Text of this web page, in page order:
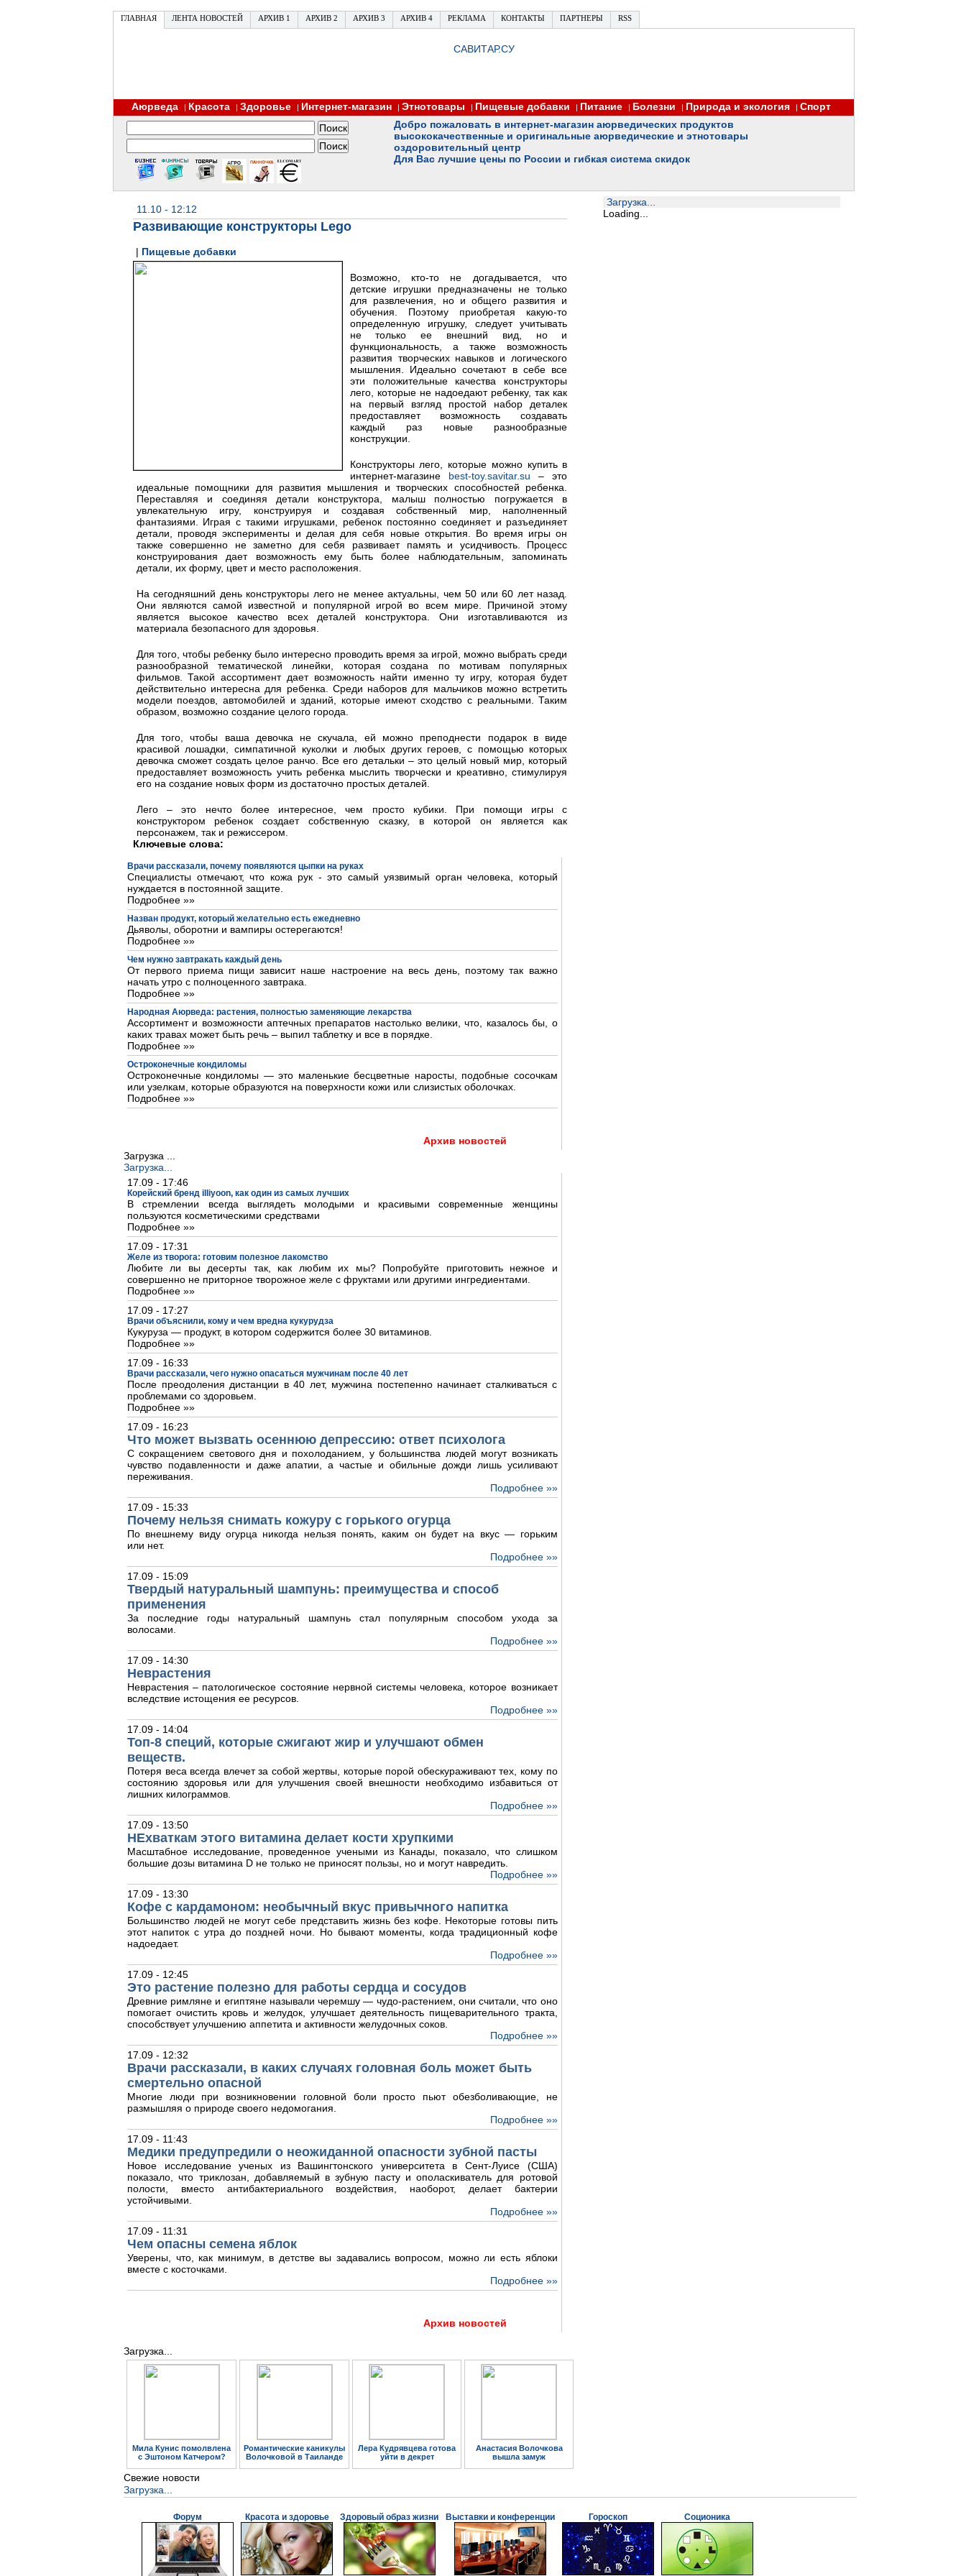
ГЛАВНАЯ ЛЕНТА НОВОСТЕЙ АРХИВ 1 АРХИВ 2 АРХИВ 3 АРХИВ 4 РЕКЛАМА КОНТАКТЫ ПАРТНЕРЫ RSS
САВИТАР.СУ
Аюрведа | Красота | Здоровье | Интернет-магазин | Этнотовары | Пищевые добавки | Питание | Болезни | Природа и экология | Спорт
Добро пожаловать в интернет-магазин аюрведических продуктов
высококачественные и оригинальные аюрведические и этнотовары
оздоровительный центр
Для Вас лучшие цены по России и гибкая система скидок
11.10 - 12:12
Развивающие конструкторы Lego
| Пищевые добавки
Возможно, кто-то не догадывается, что
детские игрушки предназначены не только
для развлечения, но и общего развития и
обучения. Поэтому приобретая какую-то
определенную игрушку, следует учитывать
не только ее внешний вид, но и
функциональность, а также возможность
развития творческих навыков и логического
мышления. Идеально сочетают в себе все
эти положительные качества конструкторы
лего, которые не надоедают ребенку, так как
на первый взгляд простой набор деталек
предоставляет возможность создавать
каждый раз новые разнообразные
конструкции.
Конструкторы лего, которые можно купить в
интернет-магазине best-toy.savitar.su – это
идеальные помощники для развития мышления и творческих способностей ребенка.
Переставляя и соединяя детали конструктора, малыш полностью погружается в
увлекательную игру, конструируя и создавая собственный мир, наполненный
фантазиями. Играя с такими игрушками, ребенок постоянно соединяет и разъединяет
детали, проводя эксперименты и делая для себя новые открытия. Во время игры он
также совершенно не заметно для себя развивает память и усидчивость. Процесс
конструирования дает возможность ему быть более наблюдательным, запоминать
детали, их форму, цвет и место расположения.
На сегодняшний день конструкторы лего не менее актуальны, чем 50 или 60 лет назад.
Они являются самой известной и популярной игрой во всем мире. Причиной этому
является высокое качество всех деталей конструктора. Они изготавливаются из
материала безопасного для здоровья.
Для того, чтобы ребенку было интересно проводить время за игрой, можно выбрать среди
разнообразной тематической линейки, которая создана по мотивам популярных
фильмов. Такой ассортимент дает возможность найти именно ту игру, которая будет
действительно интересна для ребенка. Среди наборов для мальчиков можно встретить
модели поездов, автомобилей и зданий, которые имеют сходство с реальными. Таким
образом, возможно создание целого города.
Для того, чтобы ваша девочка не скучала, ей можно преподнести подарок в виде
красивой лошадки, симпатичной куколки и любых других героев, с помощью которых
девочка сможет создать целое ранчо. Все его детальки – это целый новый мир, который
предоставляет возможность учить ребенка мыслить творчески и креативно, стимулируя
его на создание новых форм из достаточно простых деталей.
Лего – это нечто более интересное, чем просто кубики. При помощи игры с
конструктором ребенок создает собственную сказку, в которой он является как
персонажем, так и режиссером.
Ключевые слова:
Врачи рассказали, почему появляются цыпки на руках
Специалисты отмечают, что кожа рук - это самый уязвимый орган человека, который
нуждается в постоянной защите.
Подробнее »»
Назван продукт, который желательно есть ежедневно
Дьяволы, оборотни и вампиры остерегаются!
Подробнее »»
Чем нужно завтракать каждый день
От первого приема пищи зависит наше настроение на весь день, поэтому так важно
начать утро с полноценного завтрака.
Подробнее »»
Народная Аюрведа: растения, полностью заменяющие лекарства
Ассортимент и возможности аптечных препаратов настолько велики, что, казалось бы, о
каких травах может быть речь – выпил таблетку и все в порядке.
Подробнее »»
Остроконечные кондиломы
Остроконечные кондиломы — это маленькие бесцветные наросты, подобные сосочкам
или узелкам, которые образуются на поверхности кожи или слизистых оболочках.
Подробнее »»
Архив новостей
Загрузка ...
Загрузка...
17.09 - 17:46
Корейский бренд illiyoon, как один из самых лучших
В стремлении всегда выглядеть молодыми и красивыми современные женщины
пользуются косметическими средствами
Подробнее »»
17.09 - 17:31
Желе из творога: готовим полезное лакомство
Любите ли вы десерты так, как любим их мы? Попробуйте приготовить нежное и
совершенно не приторное творожное желе с фруктами или другими ингредиентами.
Подробнее »»
17.09 - 17:27
Врачи объяснили, кому и чем вредна кукурудза
Кукуруза — продукт, в котором содержится более 30 витаминов.
Подробнее »»
17.09 - 16:33
Врачи рассказали, чего нужно опасаться мужчинам после 40 лет
После преодоления дистанции в 40 лет, мужчина постепенно начинает сталкиваться с
проблемами со здоровьем.
Подробнее »»
17.09 - 16:23
Что может вызвать осеннюю депрессию: ответ психолога
С сокращением светового дня и похолоданием, у большинства людей могут возникать
чувство подавленности и даже апатии, а частые и обильные дожди лишь усиливают
переживания.
Подробнее »»
17.09 - 15:33
Почему нельзя снимать кожуру с горького огурца
По внешнему виду огурца никогда нельзя понять, каким он будет на вкус — горьким
или нет.
Подробнее »»
17.09 - 15:09
Твердый натуральный шампунь: преимущества и способ
применения
За последние годы натуральный шампунь стал популярным способом ухода за
волосами.
Подробнее »»
17.09 - 14:30
Неврастения
Неврастения – патологическое состояние нервной системы человека, которое возникает
вследствие истощения ее ресурсов.
Подробнее »»
17.09 - 14:04
Топ-8 специй, которые сжигают жир и улучшают обмен
веществ.
Потеря веса всегда влечет за собой жертвы, которые порой обескураживают тех, кому по
состоянию здоровья или для улучшения своей внешности необходимо избавиться от
лишних килограммов.
Подробнее »»
17.09 - 13:50
НЕхваткам этого витамина делает кости хрупкими
Масштабное исследование, проведенное учеными из Канады, показало, что слишком
большие дозы витамина D не только не приносят пользы, но и могут навредить.
Подробнее »»
17.09 - 13:30
Кофе с кардамоном: необычный вкус привычного напитка
Большинство людей не могут себе представить жизнь без кофе. Некоторые готовы пить
этот напиток с утра до поздней ночи. Но бывают моменты, когда традиционный кофе
надоедает.
Подробнее »»
17.09 - 12:45
Это растение полезно для работы сердца и сосудов
Древние римляне и египтяне называли черемшу — чудо-растением, они считали, что оно
помогает очистить кровь и желудок, улучшает деятельность пищеварительного тракта,
способствует улучшению аппетита и активности желудочных соков.
Подробнее »»
17.09 - 12:32
Врачи рассказали, в каких случаях головная боль может быть
смертельно опасной
Многие люди при возникновении головной боли просто пьют обезболивающие, не
размышляя о природе своего недомогания.
Подробнее »»
17.09 - 11:43
Медики предупредили о неожиданной опасности зубной пасты
Новое исследование ученых из Вашингтонского университета в Сент-Луисе (США)
показало, что триклозан, добавляемый в зубную пасту и ополаскиватель для ротовой
полости, вместо антибактериального воздействия, наоборот, делает бактерии
устойчивыми.
Подробнее »»
17.09 - 11:31
Чем опасны семена яблок
Уверены, что, как минимум, в детстве вы задавались вопросом, можно ли есть яблоки
вместе с косточками.
Подробнее »»
Архив новостей
Загрузка...
Мила Кунис помолвлена
с Эштоном Катчером?
Романтические каникулы
Волочковой в Таиланде
Лера Кудрявцева готова
уйти в декрет
Анастасия Волочкова
вышла замуж
Свежие новости
Загрузка...
Загрузка...
Loading...
Форум Красота и здоровье Здоровый образ жизни Выставки и конференции Гороскоп Соционика